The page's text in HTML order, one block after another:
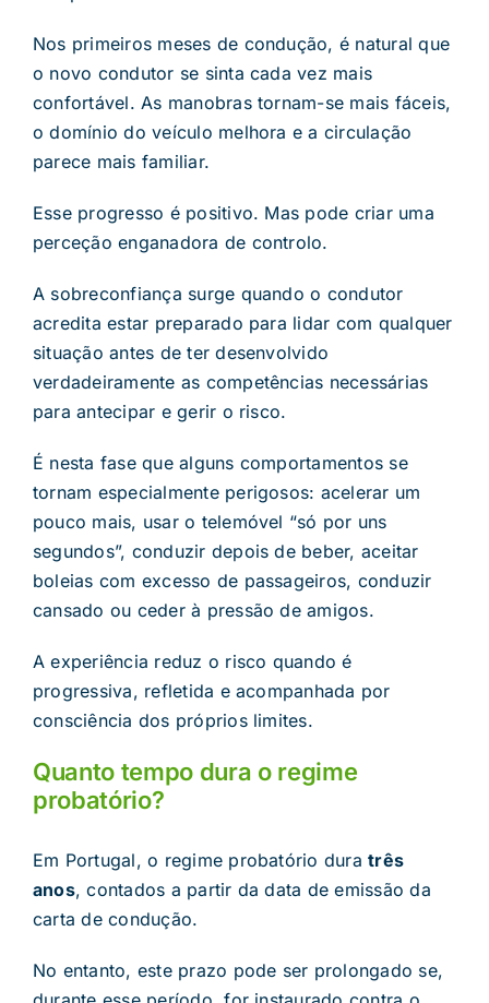
Nos primeiros meses de condução, é natural que
o novo condutor se sinta cada vez mais
confortável. As manobras tornam-se mais fáceis,
o domínio do veículo melhora e a circulação
parece mais familiar.
Esse progresso é positivo. Mas pode criar uma
perceção enganadora de controlo.
A sobreconfiança surge quando o condutor
acredita estar preparado para lidar com qualquer
situação antes de ter desenvolvido
verdadeiramente as competências necessárias
para antecipar e gerir o risco.
É nesta fase que alguns comportamentos se
tornam especialmente perigosos: acelerar um
pouco mais, usar o telemóvel “só por uns
segundos”, conduzir depois de beber, aceitar
boleias com excesso de passageiros, conduzir
cansado ou ceder à pressão de amigos.
A experiência reduz o risco quando é
progressiva, refletida e acompanhada por
consciência dos próprios limites.
Quanto tempo dura o regime
probatório?
Em Portugal, o regime probatório duratrês
anos, contados a partir da data de emissão da
carta de condução.
No entanto, este prazo pode ser prolongado se,